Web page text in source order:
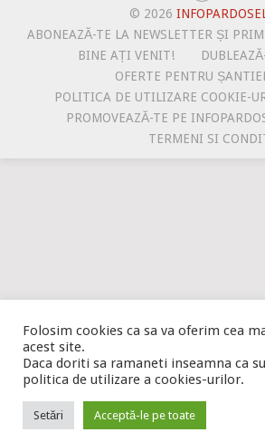
© 2026
ABONEAZĂ-TE LA NEWSLETTER ȘI
BINE AȚI VENIT!
OFERTE PENTRU
POLITICA DE UTILIZARE COOKIE-
PROMOVEAZĂ-TE PE
TERMENI SI
Folosim cookies ca sa va oferim cea
acest site.
Daca doriti sa ramaneti inseamna ca
politica de utilizare a cookies-urilor.
Setări Acceptă-le pe toate